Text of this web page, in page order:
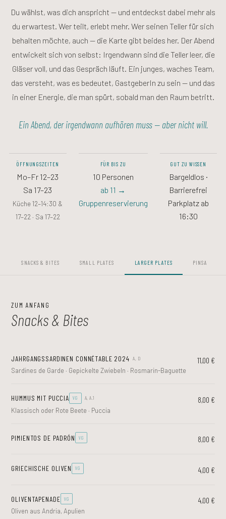
Du wählst, was dich anspricht — und entdeckst dabei mehr als
du erwartest. Wer teilt, erlebt mehr. Wer seinen Teller für sich
behalten möchte, auch — die Karte gibt beides her. Der Abend
entwickelt sich von selbst: Irgendwann sind die Teller leer, die
Gläser voll, und das Gespräch läuft. Ein junges, waches Team,
das versteht, was es bedeutet, GastgeberIn zu sein — und das
in einer Energie, die man spürt, sobald man den Raum betritt.
Ein Abend, der irgendwann aufhören muss — aber nicht will.
ÖFFNUNGSZEITEN
Mo–Fr 12–23
Sa 17–23
Küche 12–14:30 &
17–22 · Sa 17–22
FÜR BIS ZU
10 Personen
ab 11 →
Gruppenreservierung
GUT ZU WISSEN
Bargeldlos ·
Barrierefrei
Parkplatz ab
16:30
SNACKS & BITES SMALL PLATES LARGER PLATES PINSA
ZUM ANFANG
Snacks & Bites
JAHRGANGSSARDINEN CONNÉTABLE 2024 A, D
Sardines de Garde · Gepickelte Zwiebeln · Rosmarin-Baguette
11,00 €
HUMMUS MIT PUCCIA VG A, A.1
Klassisch oder Rote Beete · Puccia
8,00 €
PIMIENTOS DE PADRÓN VG 8,00 €
GRIECHISCHE OLIVEN VG 4,00 €
OLIVENTAPENADE VG
Oliven aus Andria, Apulien
4,00 €